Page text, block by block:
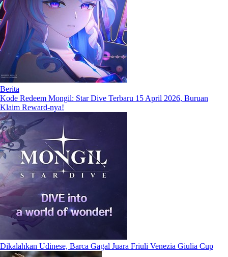
Berita
Kode Redeem Mongil: Star Dive Terbaru 15 April 2026, Buruan
Klaim Reward-nya!
Dikalahkan Udinese, Barca Gagal Juara Friuli Venezia Giulia Cup